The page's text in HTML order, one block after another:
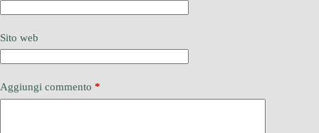
Sito web
Aggiungi commento *